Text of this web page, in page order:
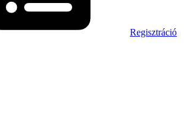
Regisztráció